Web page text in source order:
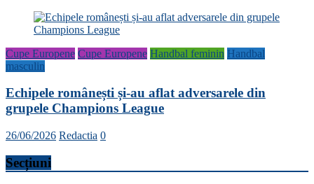
Cupe Europene Cupe Europene Handbal feminin Handbal
masculin
Echipele românești și-au aflat adversarele din
grupele Champions League
26/06/2026 Redactia 0
Secțiuni